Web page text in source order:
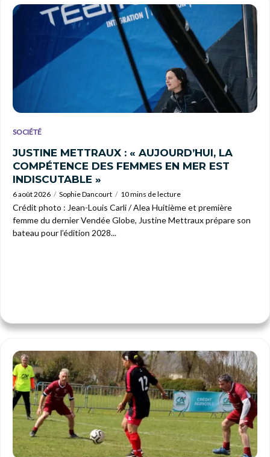
SOCIÉTÉ
JUSTINE METTRAUX : « AUJOURD’HUI, LA
COMPÉTENCE DES FEMMES EN MER EST
INDISCUTABLE »
6 août 2026 Sophie Dancourt 10 mins de lecture
Crédit photo : Jean-Louis Carli / Alea Huitième et première
femme du dernier Vendée Globe, Justine Mettraux prépare son
bateau pour l’édition 2028...